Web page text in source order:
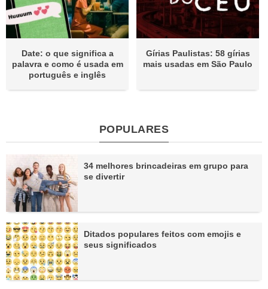
Date: o que significa a
palavra e como é usada em
português e inglês
Gírias Paulistas: 58 gírias
mais usadas em São Paulo
POPULARES
34 melhores brincadeiras em grupo para
se divertir
Ditados populares feitos com emojis e
seus significados